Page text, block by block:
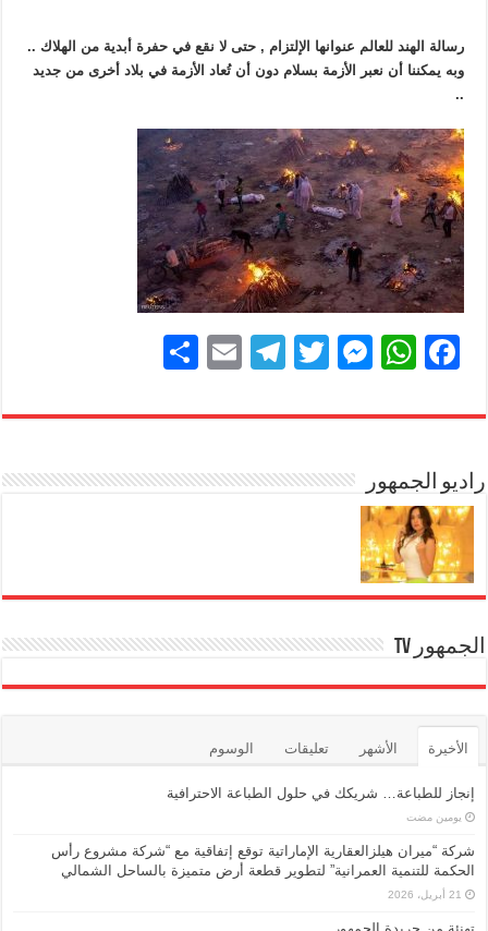
رسالة الهند للعالم عنوانها الإلتزام , حتى لا نقع في حفرة أبدية من الهلاك ..
وبه يمكننا أن نعبر الأزمة بسلام دون أن تُعاد الأزمة في بلاد أخرى من جديد
..
F
c
b
o
o
k
W
at
A
p
p
M
ss
n
T
tt
T
e
a
E
ail
ar
راديو الجمهور
الجمهور TV
الأخيرة الأشهر تعليقات الوسوم
إنجاز للطباعة… شريكك في حلول الطباعة الاحترافية
‏يومين مضت
شركة “ميران هيلزالعقارية الإماراتية توقع إتفاقية مع “شركة مشروع رأس
الحكمة للتنمية العمرانية” لتطوير قطعة أرض متميزة بالساحل الشمالي
21 أبريل، 2026